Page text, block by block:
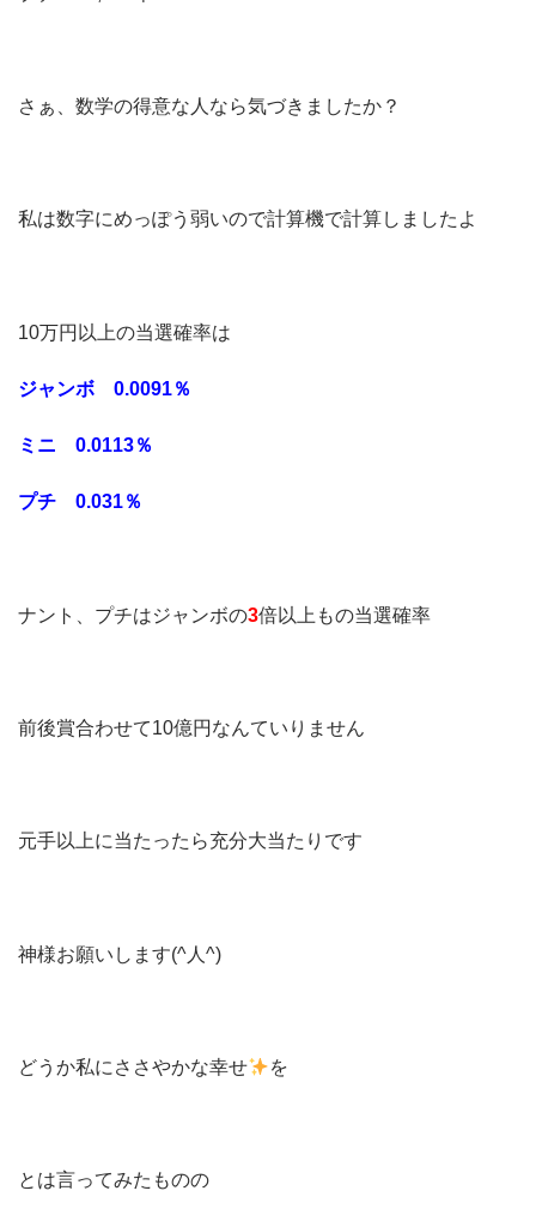
さぁ、数学の得意な人なら気づきましたか？
私は数字にめっぽう弱いので計算機で計算しましたよ
10万円以上の当選確率は
ジャンボ 0.0091％
ミニ 0.0113％
プチ 0.031％
ナント、プチはジャンボの3倍以上もの当選確率
前後賞合わせて10億円なんていりません
元手以上に当たったら充分大当たりです
神様お願いします(^人^)
どうか私にささやかな幸せ を
とは言ってみたものの